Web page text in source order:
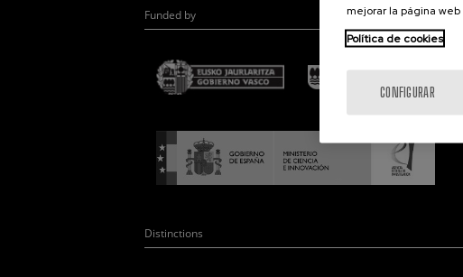
Funded by
Distinctions
mejorar la página
Política de cookies
CONFIGURAR